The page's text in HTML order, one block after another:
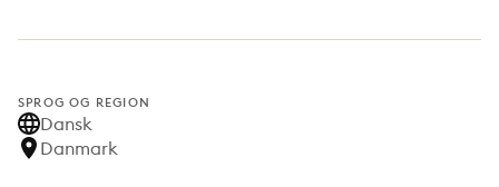
SPROG OG REGION
Dansk
Danmark